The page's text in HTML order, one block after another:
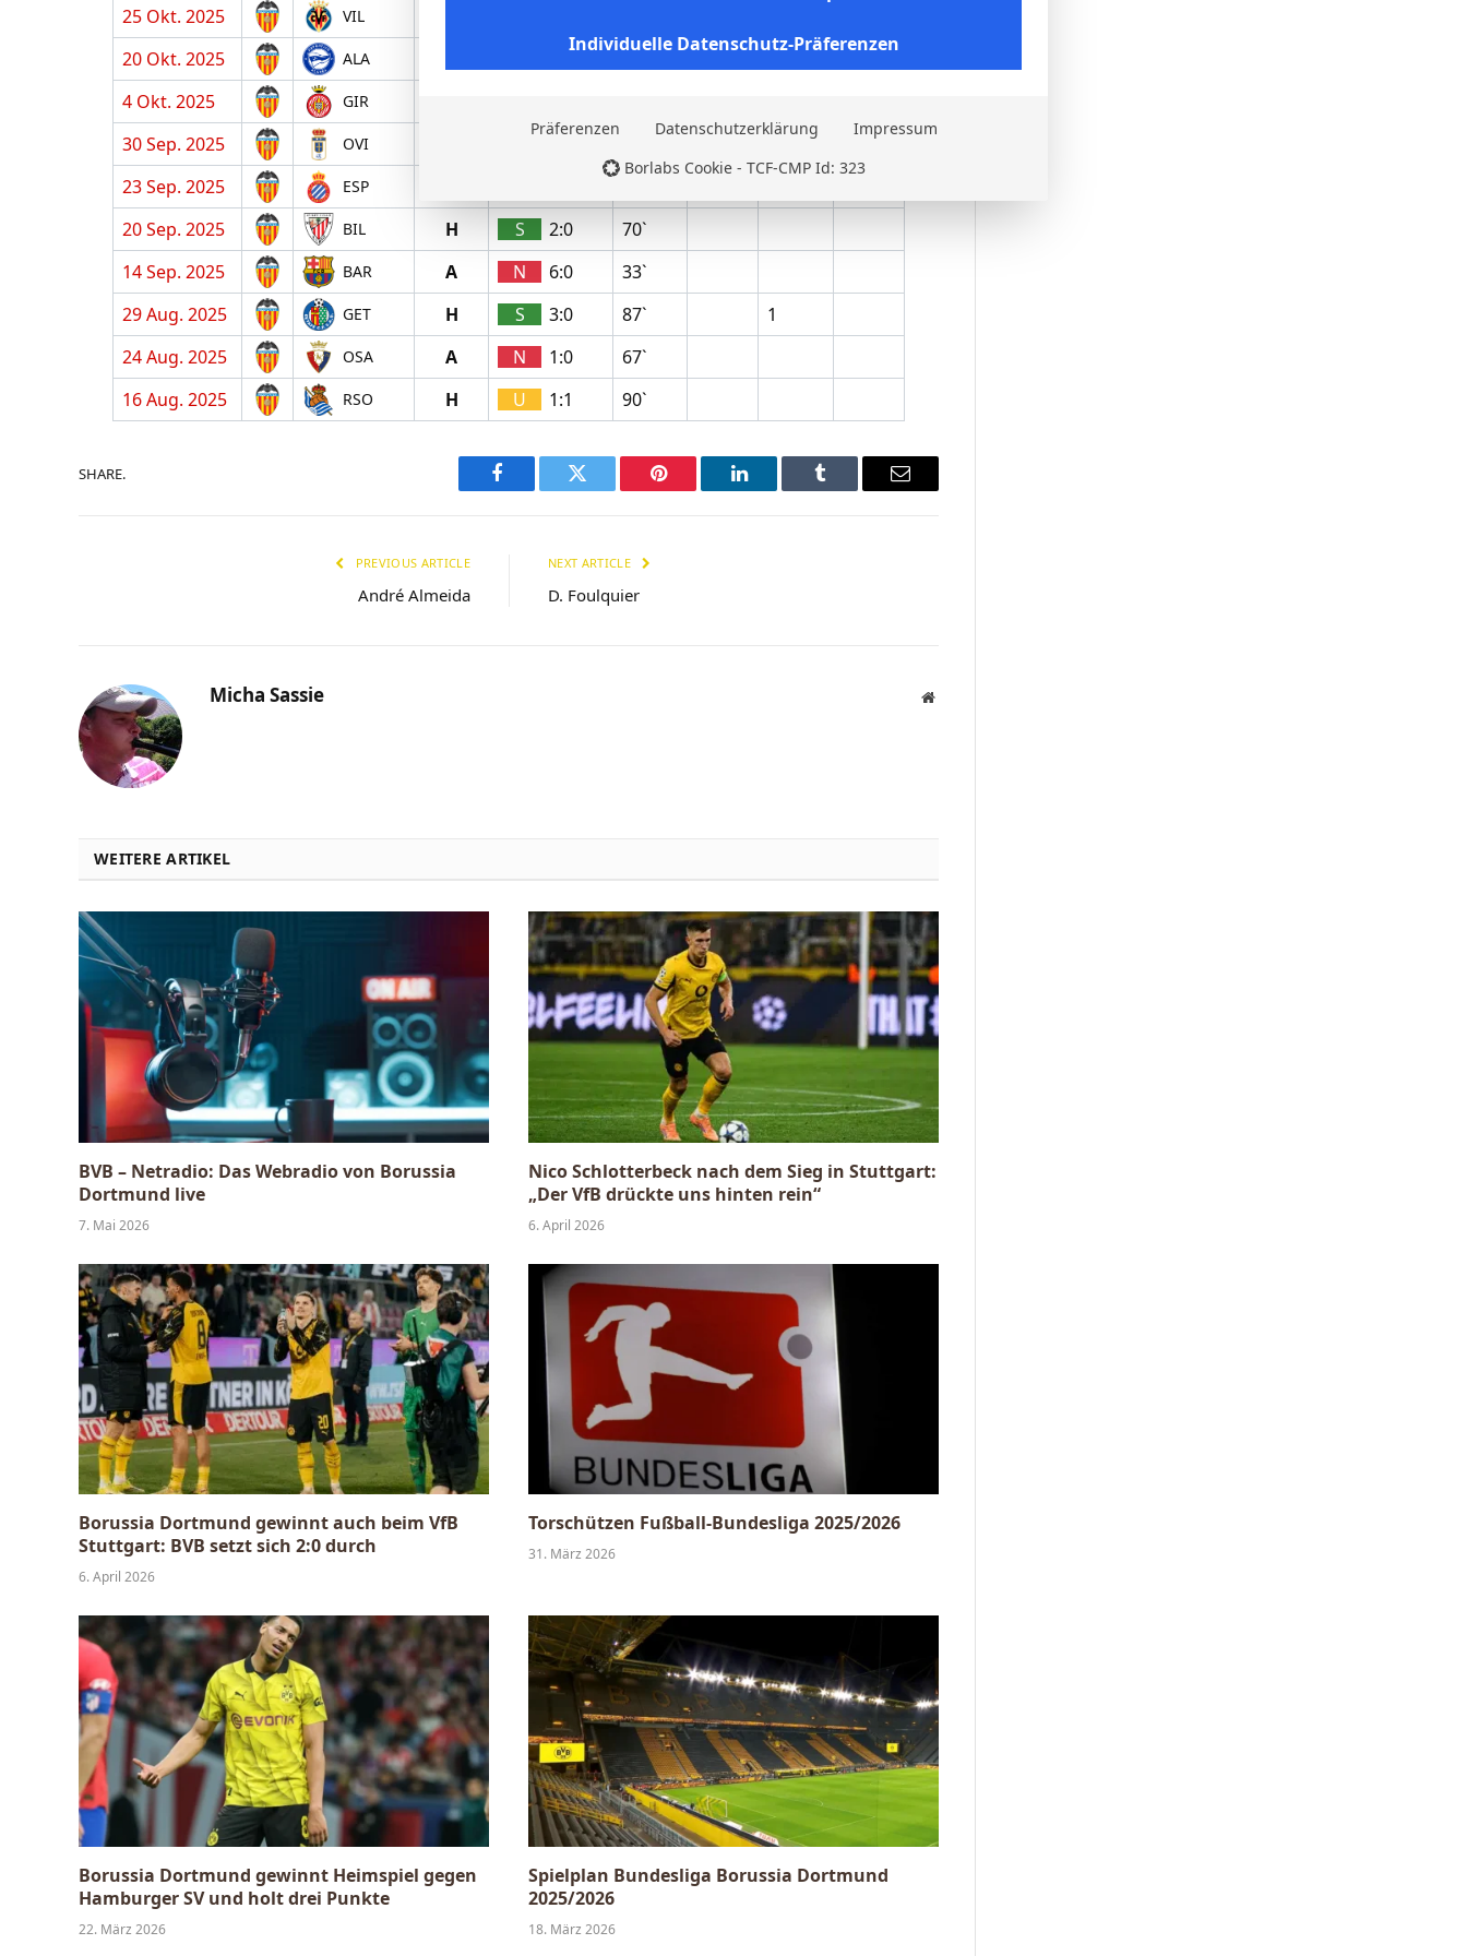
25 Okt. 2025
VIL
20 Okt. 2025
ALA
4 Okt. 2025
GIR
30 Sep. 2025
OVI
23 Sep. 2025
ESP
20 Sep. 2025
BIL H S 2:0
70`
14 Sep. 2025
BAR A N 6:0
33`
29 Aug. 2025
GET H S 3:0 87`
1
24 Aug. 2025
OSA A N 1:0
67`
16 Aug. 2025
RSO H U 1:1 90`
SHARE.
Facebook Twitter Pinterest LinkedIn Tumblr Email
PREVIOUS ARTICLE
André Almeida
NEXT ARTICLE
D. Foulquier
Micha Sassie Website
WEITERE ARTIKEL
BVB – Netradio: Das Webradio von Borussia
Dortmund live
7. Mai 2026
Nico Schlotterbeck nach dem Sieg in Stuttgart:
„Der VfB drückte uns hinten rein“
6. April 2026
Borussia Dortmund gewinnt auch beim VfB
Stuttgart: BVB setzt sich 2:0 durch
6. April 2026
Torschützen Fußball-Bundesliga 2025/2026
31. März 2026
Borussia Dortmund gewinnt Heimspiel gegen
Hamburger SV und holt drei Punkte
22. März 2026
Spielplan Bundesliga Borussia Dortmund
2025/2026
18. März 2026
Individuelle Datenschutz-Präferenzen
Präferenzen Datenschutzerklärung
Impressum
Borlabs Cookie - TCF-CMP Id: 323